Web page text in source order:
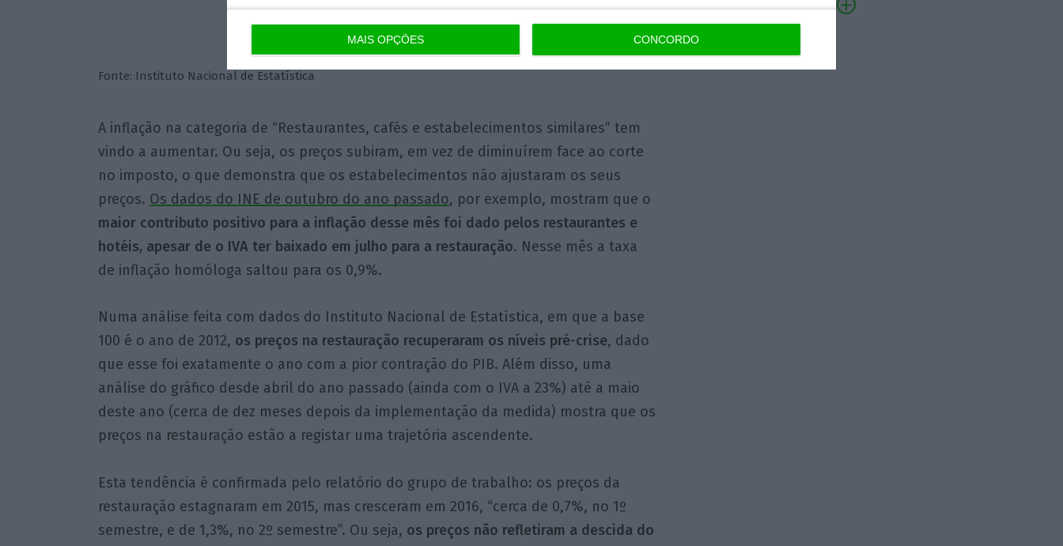
MAIS OPÇÕES CONCORDO
Restaurantes, cafés e estabelecimentos similares
Fonte: Instituto Nacional de Estatística
A inflação na categoria de “Restaurantes, cafés e estabelecimentos similares” tem
vindo a aumentar. Ou seja, os preços subiram, em vez de diminuírem face ao corte
no imposto, o que demonstra que os estabelecimentos não ajustaram os seus
preços. Os dados do INE de outubro do ano passado, por exemplo, mostram que o
maior contributo positivo para a inflação desse mês foi dado pelos restaurantes e
hotéis, apesar de o IVA ter baixado em julho para a restauração. Nesse mês a taxa
de inflação homóloga saltou para os 0,9%.
Numa análise feita com dados do Instituto Nacional de Estatística, em que a base
100 é o ano de 2012, os preços na restauração recuperaram os níveis pré-crise, dado
que esse foi exatamente o ano com a pior contração do PIB. Além disso, uma
análise do gráfico desde abril do ano passado (ainda com o IVA a 23%) até a maio
deste ano (cerca de dez meses depois da implementação da medida) mostra que os
preços na restauração estão a registar uma trajetória ascendente.
Esta tendência é confirmada pelo relatório do grupo de trabalho: os preços da
restauração estagnaram em 2015, mas cresceram em 2016, “cerca de 0,7%, no 1º
semestre, e de 1,3%, no 2º semestre”. Ou seja, os preços não refletiram a descida do